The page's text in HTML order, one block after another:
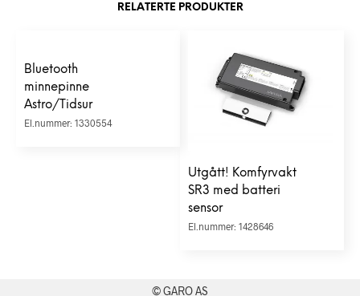
RELATERTE PRODUKTER
Bluetooth
minnepinne
Astro/Tidsur
El.nummer: 1330554
Utgått! Komfyrvakt
SR3 med batteri
sensor
El.nummer: 1428646
© GARO AS